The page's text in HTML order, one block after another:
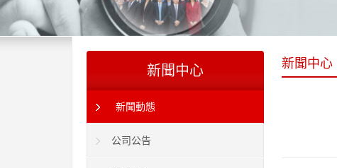
新聞中心
新聞中心
新聞動態
公司公告